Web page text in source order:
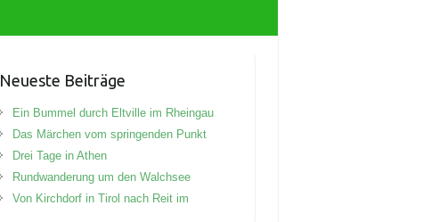
Neueste Beiträge
Ein Bummel durch Eltville im Rheingau
Das Märchen vom springenden Punkt
Drei Tage in Athen
Rundwanderung um den Walchsee
Von Kirchdorf in Tirol nach Reit im